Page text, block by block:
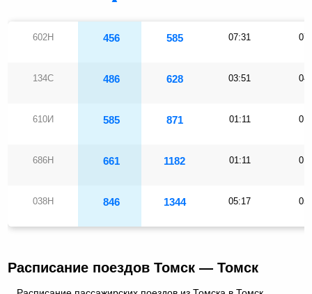
602Н 456 585 07:31
134С 486 628 03:51
610И 585 871 01:11
686Н 661 1182 01:11
038Н 846 1344 05:17
Расписание поездов Томск — Томск